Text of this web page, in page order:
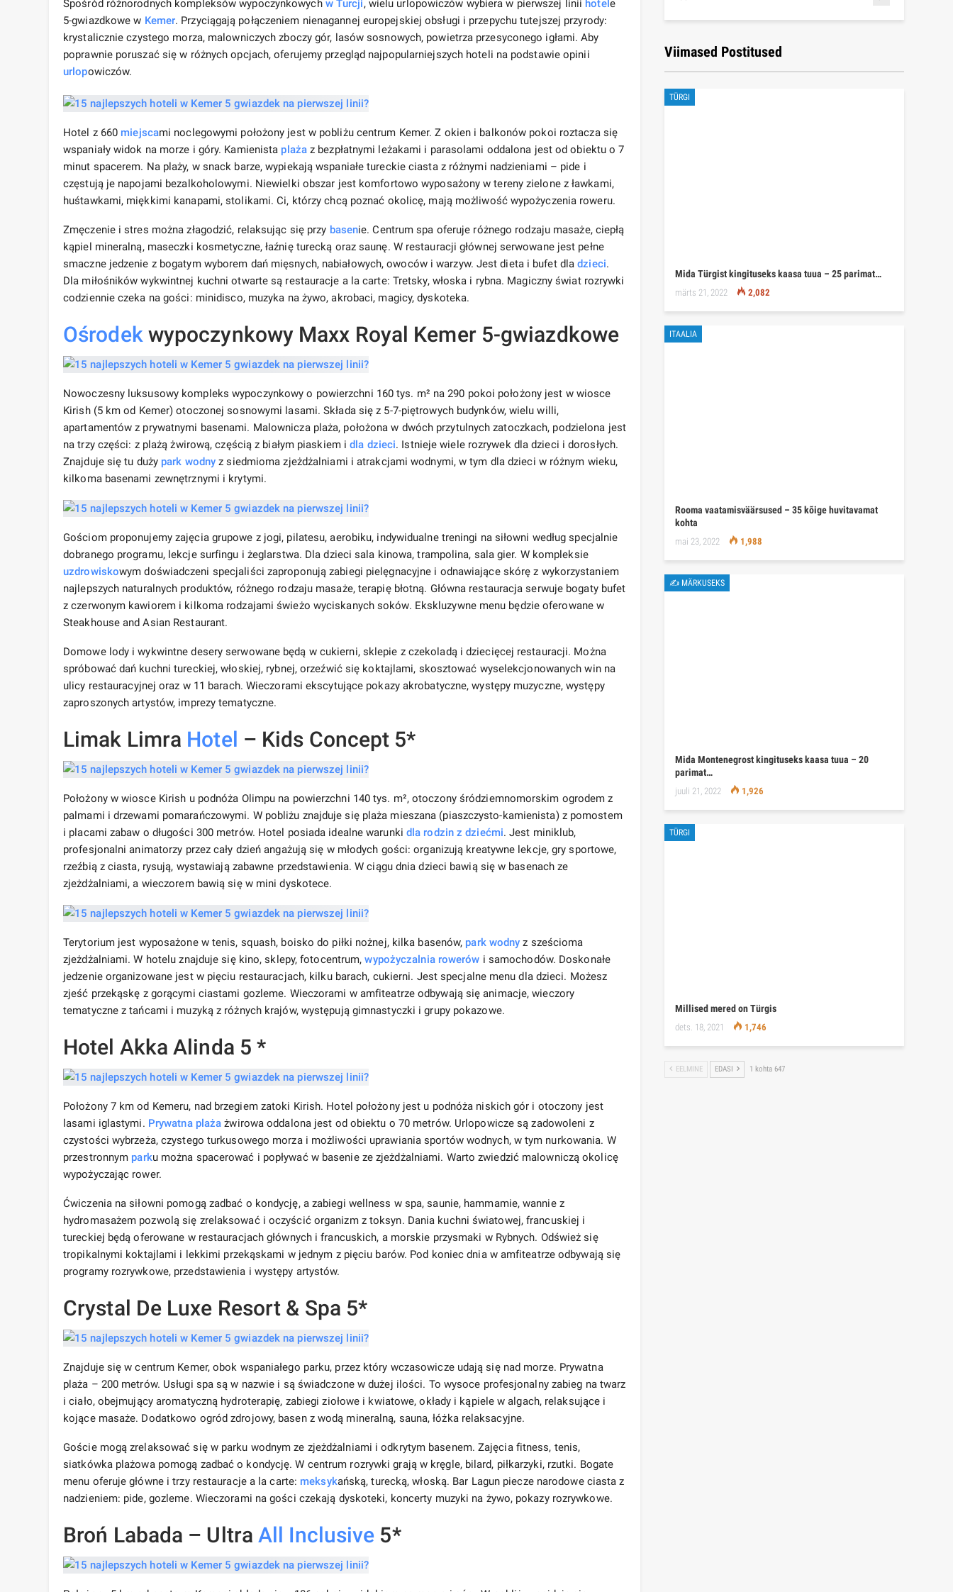
Spośród różnorodnych kompleksów wypoczynkowych w Turcji, wielu urlopowiczów wybiera w pierwszej linii hotele
5-gwiazdkowe w Kemer. Przyciągają połączeniem nienagannej europejskiej obsługi i przepychu tutejszej przyrody:
krystalicznie czystego morza, malowniczych zboczy gór, lasów sosnowych, powietrza przesyconego igłami. Aby
poprawnie poruszać się w różnych opcjach, oferujemy przegląd najpopularniejszych hoteli na podstawie opinii
urlopowiczów.
Hotel z 660 miejscami noclegowymi położony jest w pobliżu centrum Kemer. Z okien i balkonów pokoi roztacza się
wspaniały widok na morze i góry. Kamienista plażaz bezpłatnymi leżakami i parasolami oddalona jest od obiektu o 7
minut spacerem. Na plaży, w snack barze, wypiekają wspaniałe tureckie ciasta z różnymi nadzieniami – pide i
częstują je napojami bezalkoholowymi. Niewielki obszar jest komfortowo wyposażony w tereny zielone z ławkami,
huśtawkami, miękkimi kanapami, stolikami. Ci, którzy chcą poznać okolicę, mają możliwość wypożyczenia roweru.
Zmęczenie i stres można złagodzić, relaksując się przy basenie. Centrum spa oferuje różnego rodzaju masaże, ciepłą
kąpiel mineralną, maseczki kosmetyczne, łaźnię turecką oraz saunę. W restauracji głównej serwowane jest pełne
smaczne jedzenie z bogatym wyborem dań mięsnych, nabiałowych, owoców i warzyw. Jest dieta i bufet dladzieci.
Dla miłośników wykwintnej kuchni otwarte są restauracje a la carte: Tretsky, włoska i rybna. Magiczny świat rozrywki
codziennie czeka na gości: minidisco, muzyka na żywo, akrobaci, magicy, dyskoteka.
Ośrodek wypoczynkowy Maxx Royal Kemer 5-gwiazdkowe
Nowoczesny luksusowy kompleks wypoczynkowy o powierzchni 160 tys. m² na 290 pokoi położony jest w wiosce
Kirish (5 km od Kemer) otoczonej sosnowymi lasami. Składa się z 5-7-piętrowych budynków, wielu willi,
apartamentów z prywatnymi basenami. Malownicza plaża, położona w dwóch przytulnych zatoczkach, podzielona jest
na trzy części: z plażą żwirową, częścią z białym piaskiem idla dzieci. Istnieje wiele rozrywek dla dzieci i dorosłych.
Znajduje się tu duży park wodny z siedmioma zjeżdżalniami i atrakcjami wodnymi, w tym dla dzieci w różnym wieku,
kilkoma basenami zewnętrznymi i krytymi.
Gościom proponujemy zajęcia grupowe z jogi, pilatesu, aerobiku, indywidualne treningi na siłowni według specjalnie
dobranego programu, lekcje surfingu i żeglarstwa. Dla dzieci sala kinowa, trampolina, sala gier. W kompleksie
uzdrowiskowym doświadczeni specjaliści zaproponują zabiegi pielęgnacyjne i odnawiające skórę z wykorzystaniem
najlepszych naturalnych produktów, różnego rodzaju masaże, terapię błotną. Główna restauracja serwuje bogaty bufet
z czerwonym kawiorem i kilkoma rodzajami świeżo wyciskanych soków. Ekskluzywne menu będzie oferowane w
Steakhouse and Asian Restaurant.
Domowe lody i wykwintne desery serwowane będą w cukierni, sklepie z czekoladą i dziecięcej restauracji. Można
spróbować dań kuchni tureckiej, włoskiej, rybnej, orzeźwić się koktajlami, skosztować wyselekcjonowanych win na
ulicy restauracyjnej oraz w 11 barach. Wieczorami ekscytujące pokazy akrobatyczne, występy muzyczne, występy
zaproszonych artystów, imprezy tematyczne.
Limak Limra Hotel – Kids Concept 5*
Położony w wiosce Kirish u podnóża Olimpu na powierzchni 140 tys. m², otoczony śródziemnomorskim ogrodem z
palmami i drzewami pomarańczowymi. W pobliżu znajduje się plaża mieszana (piaszczysto-kamienista) z pomostem
i placami zabaw o długości 300 metrów. Hotel posiada idealne warunki dla rodzin z dziećmi. Jest miniklub,
profesjonalni animatorzy przez cały dzień angażują się w młodych gości: organizują kreatywne lekcje, gry sportowe,
rzeźbią z ciasta, rysują, wystawiają zabawne przedstawienia. W ciągu dnia dzieci bawią się w basenach ze
zjeżdżalniami, a wieczorem bawią się w mini dyskotece.
Terytorium jest wyposażone w tenis, squash, boisko do piłki nożnej, kilka basenów, park wodny z sześcioma
zjeżdżalniami. W hotelu znajduje się kino, sklepy, fotocentrum,wypożyczalnia rowerów i samochodów. Doskonałe
jedzenie organizowane jest w pięciu restauracjach, kilku barach, cukierni. Jest specjalne menu dla dzieci. Możesz
zjeść przekąskę z gorącymi ciastami gozleme. Wieczorami w amfiteatrze odbywają się animacje, wieczory
tematyczne z tańcami i muzyką z różnych krajów, występują gimnastyczki i grupy pokazowe.
Hotel Akka Alinda 5 *
Położony 7 km od Kemeru, nad brzegiem zatoki Kirish. Hotel położony jest u podnóża niskich gór i otoczony jest
lasami iglastymi. Prywatna plaża żwirowa oddalona jest od obiektu o 70 metrów. Urlopowicze są zadowoleni z
czystości wybrzeża, czystego turkusowego morza i możliwości uprawiania sportów wodnych, w tym nurkowania. W
przestronnym parku można spacerować i popływać w basenie ze zjeżdżalniami. Warto zwiedzić malowniczą okolicę
wypożyczając rower.
Ćwiczenia na siłowni pomogą zadbać o kondycję, a zabiegi wellness w spa, saunie, hammamie, wannie z
hydromasażem pozwolą się zrelaksować i oczyścić organizm z toksyn. Dania kuchni światowej, francuskiej i
tureckiej będą oferowane w restauracjach głównych i francuskich, a morskie przysmaki w Rybnych. Odśwież się
tropikalnymi koktajlami i lekkimi przekąskami w jednym z pięciu barów. Pod koniec dnia w amfiteatrze odbywają się
programy rozrywkowe, przedstawienia i występy artystów.
Crystal De Luxe Resort & Spa 5*
Znajduje się w centrum Kemer, obok wspaniałego parku, przez który wczasowicze udają się nad morze. Prywatna
plaża – 200 metrów. Usługi spa są w nazwie i są świadczone w dużej ilości. To wysoce profesjonalny zabieg na twarz
i ciało, obejmujący aromatyczną hydroterapię, zabiegi ziołowe i kwiatowe, okłady i kąpiele w algach, relaksujące i
kojące masaże. Dodatkowo ogród zdrojowy, basen z wodą mineralną, sauna, łóżka relaksacyjne.
Goście mogą zrelaksować się w parku wodnym ze zjeżdżalniami i odkrytym basenem. Zajęcia fitness, tenis,
siatkówka plażowa pomogą zadbać o kondycję. W centrum rozrywki grają w kręgle, bilard, piłkarzyki, rzutki. Bogate
menu oferuje główne i trzy restauracje a la carte: meksykańską, turecką, włoską. Bar Lagun piecze narodowe ciasta z
nadzieniem: pide, gozleme. Wieczorami na gości czekają dyskoteki, koncerty muzyki na żywo, pokazy rozrywkowe.
Broń Labada – UltraAll Inclusive 5*
Viimased Postitused
TÜRGI
Mida Türgist kingituseks kaasa tuua – 25 parimat…
märts 21, 2022 2,082
ITAALIA
Rooma vaatamisväärsused – 35 kõige huvitavamat
kohta
mai 23, 2022 1,988
✍ MÄRKUSEKS
Mida Montenegrost kingituseks kaasa tuua – 20
parimat…
juuli 21, 2022 1,926
TÜRGI
Millised mered on Türgis
dets. 18, 2021 1,746
EELMINE EDASI 1 kohta 647